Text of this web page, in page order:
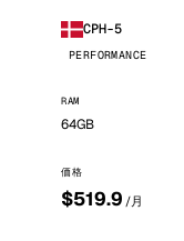
CPH-5
PERFORMANCE
RAM
64GB
価格
$519.9 /月